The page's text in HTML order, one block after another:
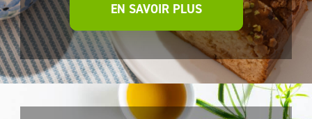
EN SAVOIR PLUS